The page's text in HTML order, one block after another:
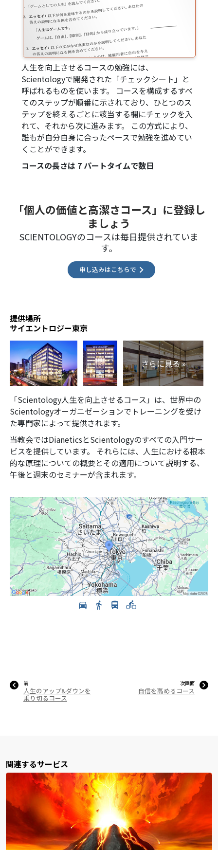
人生を向上させるコースの勉強には、
Scientologyで開発された「チェックシート」と
呼ばれるものを使います。 コースを構成するすべ
てのステップが順番に示されており、ひとつのス
テップを終えるごとに該当する欄にチェックを入
れて、それから次に進みます。 この方式により、
誰もが自分自身に合ったペースで勉強を進めてい
くことができます。
コースの長さは 7 パートタイムで数日
「個人の価値と高潔さコース」に登録し
ましょう
SCIENTOLOGYのコースは毎日提供されていま
す。
申し込みはこちらで
提供場所
サイエントロジー東京
さらに見る »
「Scientology人生を向上させるコース」は、世界中の
Scientologyオーガニゼーションでトレーニングを受け
た専門家によって提供されます。
当教会ではDianeticsとScientologyのすべての入門サー
ビスを提供しています。 それらには、人生における根本
的な原理についての概要とその適用について説明する、
午後と週末のセミナーが含まれます。
前
人生のアップ&ダウンを
乗り切るコース
次画面
自信を高めるコース
関連するサービス